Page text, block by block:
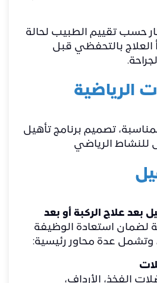
حسب تقييم الطبيب لحالة
العلاج بالتحفظي قبل
الرياضية
تصميم برنامج تأهيل
للنشاط الرياضي
بعد علاج الركبة أو بعد
لضمان استعادة الوظيفة
وتشمل عدة محاور رئيسية:
الفخذ، الأرداف،